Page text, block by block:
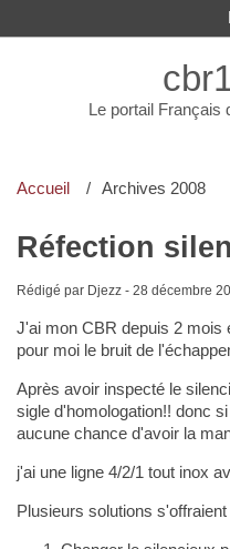
Le portail Français
Accueil Archives 2008
Réfection
Rédigé par Djezz - 28 décembre
J'ai mon CBR depuis 2 mois
pour moi le bruit de
Après avoir inspecté le
sigle d'homologation!! donc
aucune chance d'avoir la
j'ai une ligne 4/2/1 tout inox
Plusieurs solutions s'offraient